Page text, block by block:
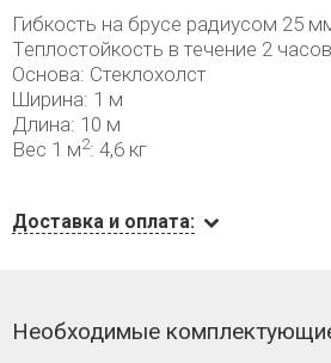
Гибкость на брусе радиусом 25
Теплостойкость в течение 2
Основа: Стеклохолст
Ширина: 1 м
Длина: 10 м
Вес 1 м2: 4,6 кг
Доставка и оплата:
Необходимые